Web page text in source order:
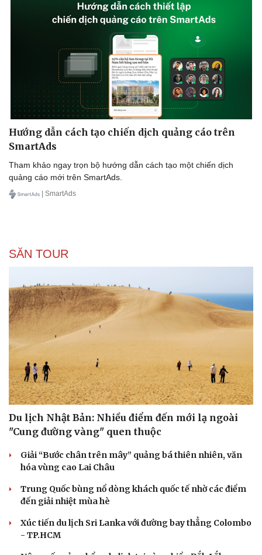
Văn hóa
Sân khấu - Điện ảnh
Văn học
Di sản
Giải trí
Nghệ sĩ
Thời trang
Hướng dẫn cách tạo chiến dịch quảng cáo trên
SmartAds
Tham khảo ngay trọn bộ hướng dẫn cách tạo một chiến dịch
quảng cáo mới trên SmartAds.
| SmartAds
SĂN TOUR
Du lịch Nhật Bản: Nhiều điểm đến mới lạ ngoài
"Cung đường vàng" quen thuộc
Giải “Bước chân trên mây” quảng bá thiên nhiên, văn
hóa vùng cao Lai Châu
Trung Quốc bùng nổ dòng khách quốc tế nhờ các điểm
đến giải nhiệt mùa hè
Xúc tiến du lịch Sri Lanka với đường bay thẳng Colombo
- TP.HCM